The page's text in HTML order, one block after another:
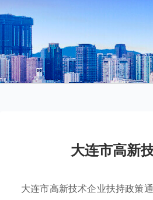
大连市高新
大连市高新技术企业扶持政策